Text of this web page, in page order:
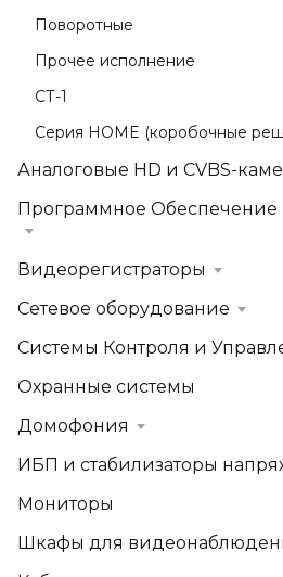
Поворотные
Прочее исполнение
СТ-1
Серия HOME (коробочные
Аналоговые HD и CVBS-
Программное Обеспечение
Видеорегистраторы
Сетевое оборудование
Системы Контроля и
Охранные системы
Домофония
ИБП и стабилизаторы
Мониторы
Шкафы для